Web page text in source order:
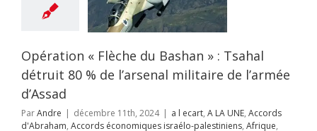
flashinfos
d'Israël Gaz
Hezbollah
Humour
à la haine Inde
Juives
Artificielle Iran
Opération « Flèche du Bashan » : Tsahal
détruit 80 % de l’arsenal militaire de l’armée
d’Assad
ParAndre | décembre 11th, 2024 | a l ecart, A LA UNE, Accords
d'Abraham, Accords économiques israélo-palestiniens, Afrique,